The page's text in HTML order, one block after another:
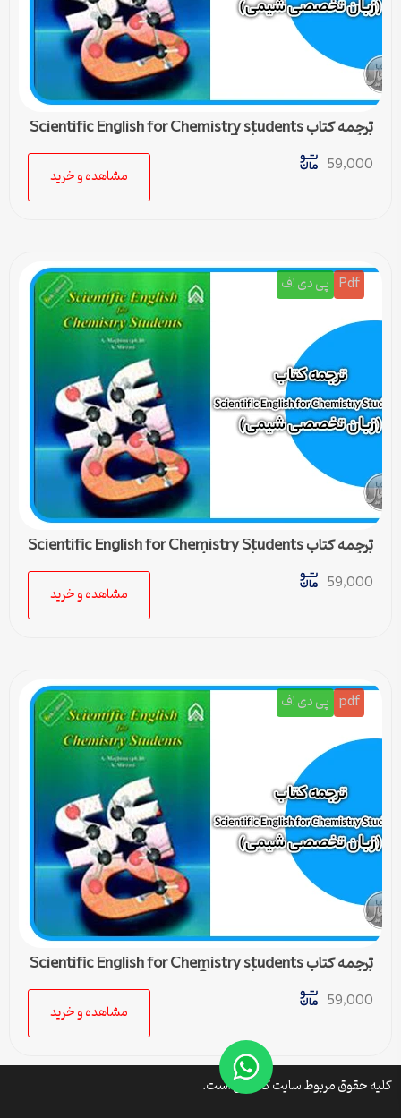
ترجمه کتاب Scientific English for Chemistry students
(زبان تخصصی شیمی) – 5
59,000
مشاهده و خرید
Pdf پی دی اف
ترجمه کتاب Scientific English for Chemistry Students
(زبان تخصصی شیمی) – درس 4
59,000
مشاهده و خرید
pdf پی دی اف
ترجمه کتاب Scientific English for Chemistry students
(زبان تخصصی شیمی) – درس 3
59,000
مشاهده و خرید
کلیه حقوق مربوط سایت کتافایل است.